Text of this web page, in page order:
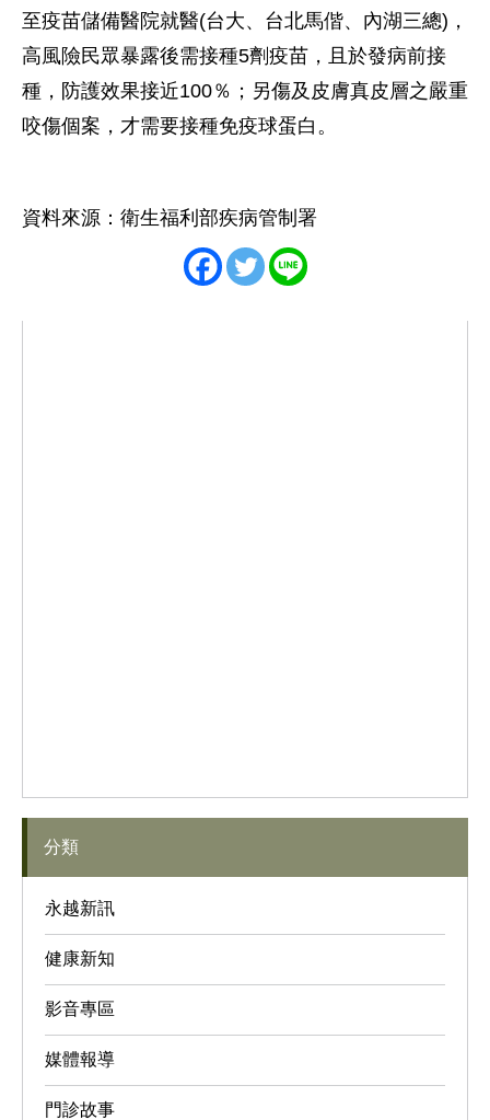
至疫苗儲備醫院就醫(台大、台北馬偕、內湖三總)，
高風險民眾暴露後需接種5劑疫苗，且於發病前接
種，防護效果接近100％；另傷及皮膚真皮層之嚴重
咬傷個案，才需要接種免疫球蛋白。
資料來源：衛生福利部疾病管制署
分類
永越新訊
健康新知
影音專區
媒體報導
門診故事